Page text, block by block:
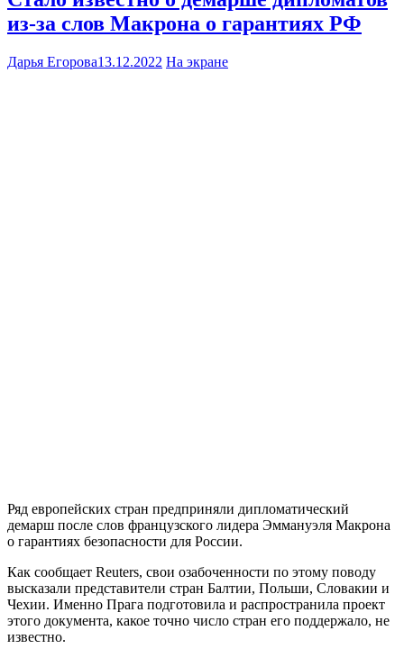
из-за слов Макрона о гарантиях РФ
Дарья Егорова13.12.2022 На экране
Ряд европейских стран предприняли дипломатический
демарш после слов французского лидера Эммануэля Макрона
о гарантиях безопасности для России.
Как сообщает Reuters, свои озабоченности по этому поводу
высказали представители стран Балтии, Польши, Словакии и
Чехии. Именно Прага подготовила и распространила проект
этого документа, какое точно число стран его поддержало, не
известно.